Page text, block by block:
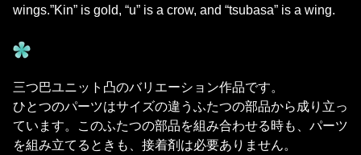
wings.”Kin” is gold, “u” is a crow, and “tsubasa” is a wing.
三つ巴ユニット凸のバリエーション作品です。
ひとつのパーツはサイズの違うふたつの部品から成り立っ
ています。このふたつの部品を組み合わせる時も、パーツ
を組み立てるときも、接着剤は必要ありません。